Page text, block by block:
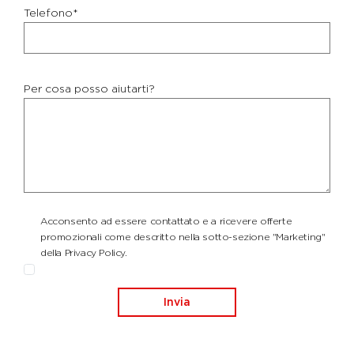
Telefono*
Per cosa posso aiutarti?
Acconsento ad essere contattato e a ricevere offerte
promozionali come descritto nella sotto-sezione "Marketing"
della Privacy Policy.
Invia